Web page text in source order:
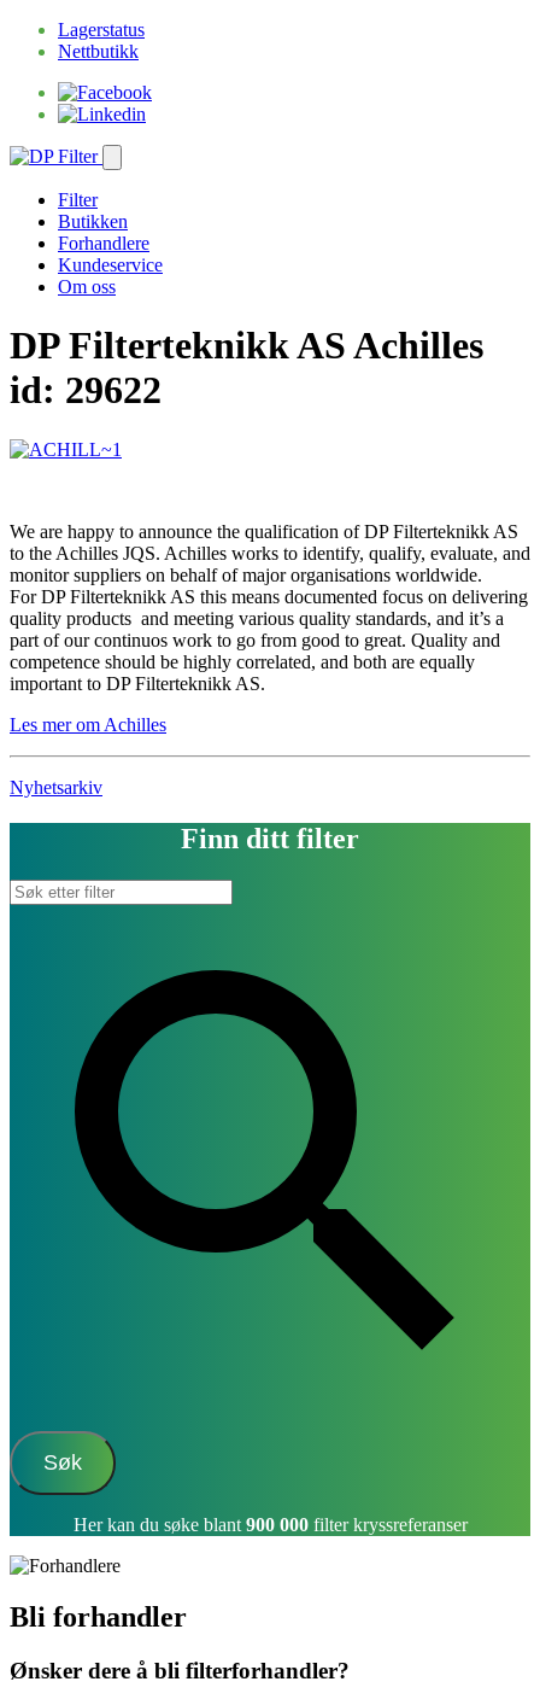
Lagerstatus
Nettbutikk
Filter
Butikken
Forhandlere
Kundeservice
Om oss
DP Filterteknikk AS Achilles
id: 29622
We are happy to announce the qualification of DP Filterteknikk AS
to the Achilles JQS. Achilles works to identify, qualify, evaluate, and
monitor suppliers on behalf of major organisations worldwide.
For DP Filterteknikk AS this means documented focus on delivering
quality products and meeting various quality standards, and it’s a
part of our continuos work to go from good to great. Quality and
competence should be highly correlated, and both are equally
important to DP Filterteknikk AS.
Les mer om Achilles
Nyhetsarkiv
Finn ditt filter
Søk
Her kan du søke blant 900 000filter kryssreferanser
Bli forhandler
Ønsker dere å bli filterforhandler?